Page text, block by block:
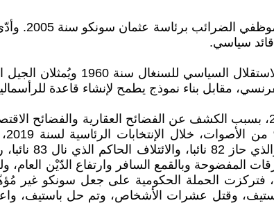
كان كلاهما
ينتمي بشير ديوماي وعثمان سونكو
المتساوية بين
المفضوحة وبالقمع السافر وارتفاع الدّيْن العام،
الحملة الحكومية على جعل سونكو غير
وقتل عشرات الأشخاص، وتم حل باستيف،